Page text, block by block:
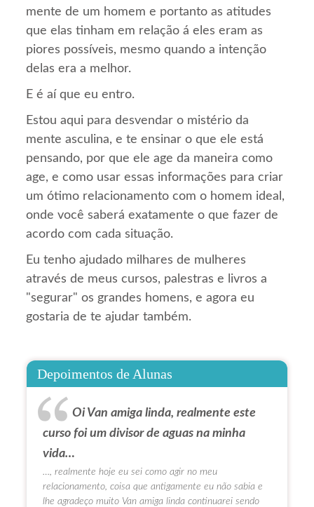
mente de um homem e portanto as atitudes
que elas tinham em relação á eles eram as
piores possíveis, mesmo quando a intenção
delas era a melhor.
E é aí que eu entro.
Estou aqui para desvendar o mistério da
mente asculina, e te ensinar o que ele está
pensando, por que ele age da maneira como
age, e como usar essas informações para criar
um ótimo relacionamento com o homem ideal,
onde você saberá exatamente o que fazer de
acordo com cada situação.
Eu tenho ajudado milhares de mulheres
através de meus cursos, palestras e livros a
"segurar" os grandes homens, e agora eu
gostaria de te ajudar também.
Depoimentos de Alunas
Oi Van amiga linda, realmente este
curso foi um divisor de aguas na minha
vida…
…, realmente hoje eu sei como agir no meu
relacionamento, coisa que antigamente eu não sabia e
lhe agradeço muito Van amiga linda continuarei sendo